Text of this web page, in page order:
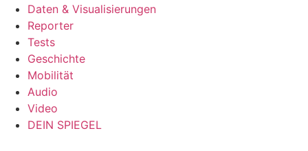
Daten & Visualisierungen
Reporter
Tests
Geschichte
Mobilität
Audio
Video
DEIN SPIEGEL